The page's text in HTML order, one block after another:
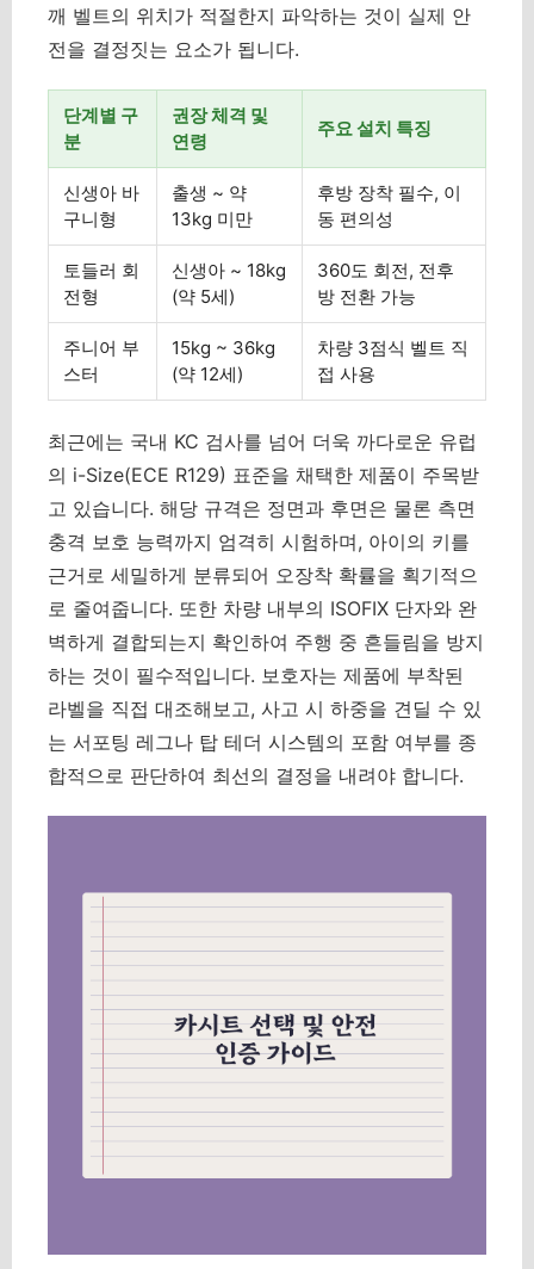
깨 벨트의 위치가 적절한지 파악하는 것이 실제 안
전을 결정짓는 요소가 됩니다.
단계별 구
분
권장 체격 및
연령
주요 설치 특징
신생아 바
구니형
출생 ~ 약
13kg 미만
후방 장착 필수, 이
동 편의성
토들러 회
전형
신생아 ~ 18kg
(약 5세)
360도 회전, 전후
방 전환 가능
주니어 부
스터
15kg ~ 36kg
(약 12세)
차량 3점식 벨트 직
접 사용
최근에는 국내 KC 검사를 넘어 더욱 까다로운 유럽
의 i-Size(ECE R129) 표준을 채택한 제품이 주목받
고 있습니다. 해당 규격은 정면과 후면은 물론 측면
충격 보호 능력까지 엄격히 시험하며, 아이의 키를
근거로 세밀하게 분류되어 오장착 확률을 획기적으
로 줄여줍니다. 또한 차량 내부의 ISOFIX 단자와 완
벽하게 결합되는지 확인하여 주행 중 흔들림을 방지
하는 것이 필수적입니다. 보호자는 제품에 부착된
라벨을 직접 대조해보고, 사고 시 하중을 견딜 수 있
는 서포팅 레그나 탑 테더 시스템의 포함 여부를 종
합적으로 판단하여 최선의 결정을 내려야 합니다.